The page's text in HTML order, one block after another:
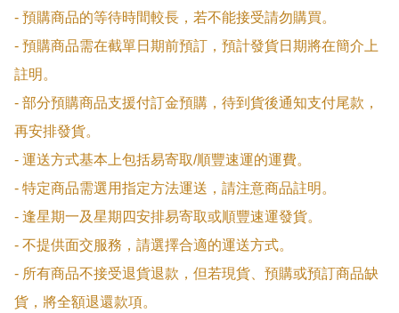
- 預購商品的等待時間較長，若不能接受請勿購買。
- 預購商品需在截單日期前預訂，預計發貨日期將在簡介上
註明。
- 部分預購商品支援付訂金預購，待到貨後通知支付尾款，
再安排發貨。
- 運送方式基本上包括易寄取/順豐速運的運費。
- 特定商品需選用指定方法運送，請注意商品註明。
- 逢星期一及星期四安排易寄取或順豐速運發貨。
- 不提供面交服務，請選擇合適的運送方式。
- 所有商品不接受退貨退款，但若現貨、預購或預訂商品缺
貨，將全額退還款項。